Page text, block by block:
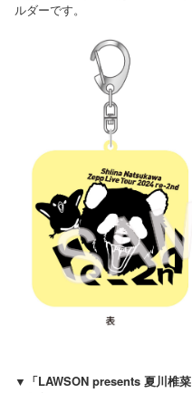
ルダーです。
▼「LAWSON presents 夏川椎